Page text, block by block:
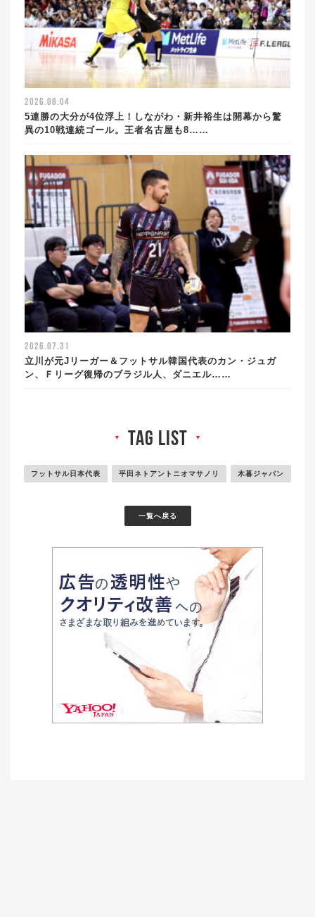
2026.08.04
5連勝の大分が4位浮上！しながわ・新井裕生は開幕から驚
異の10戦連続ゴール。王者名古屋も8……
2026.07.31
立川が元Jリーガー＆フットサル韓国代表のカン・ジュガ
ン、Ｆリーグ復帰のブラジル人、ダニエル……
▼ tag list ▼
フットサル日本代表 平田ネトアントニオマサノリ 木暮ジャパン
一覧へ戻る